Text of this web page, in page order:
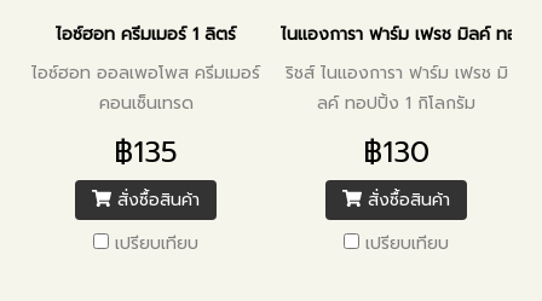
ไอซ์ฮอท ครีมเมอร์ 1 ลิตร์
ไอซ์ฮอท ออลเพอโพส ครีมเมอร์
คอนเซ็นเทรด
฿135
สั่งซื้อสินค้า
เปรียบเทียบ
ไนแองการา ฟาร์ม เฟรช มิลค์ ทอป
ริชส์ ไนแองการา ฟาร์ม เฟรช มิ
ลค์ ทอปปิ้ง 1 กิโลกรัม
฿130
สั่งซื้อสินค้า
เปรียบเทียบ